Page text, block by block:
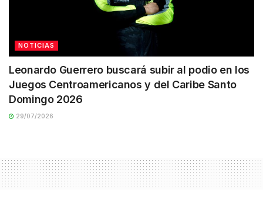
NOTICIAS
Leonardo Guerrero buscará subir al podio en los
Juegos Centroamericanos y del Caribe Santo
Domingo 2026
29/07/2026